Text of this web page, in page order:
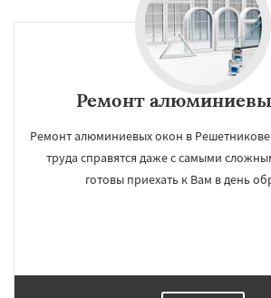
Ремонт
Ремонт алюминиевых окон в
труда справятся даже с самыми
готовы приехать к Вам в день